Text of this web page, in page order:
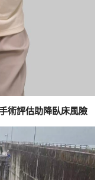
術評估助降臥床風險